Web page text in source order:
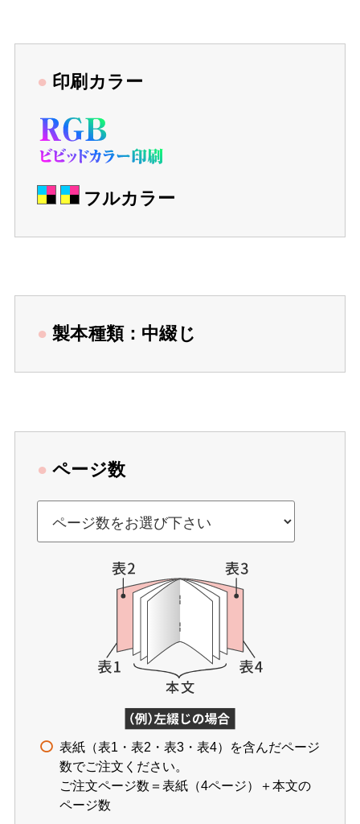
● 印刷カラー
フルカラー
● 製本種類：中綴じ
● ページ数
表紙（表1・表2・表3・表4）を含んだページ
数でご注文ください。
ご注文ページ数＝表紙（4ページ）＋本文の
ページ数